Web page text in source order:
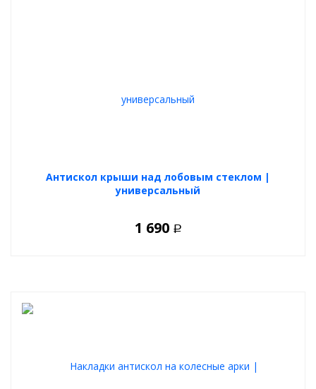
Антискол крыши над лобовым стеклом |
универсальный
1 690 Р